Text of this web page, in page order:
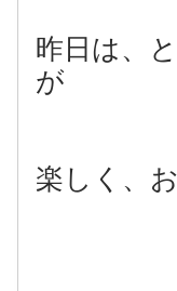
昨日は、
が
楽しく、